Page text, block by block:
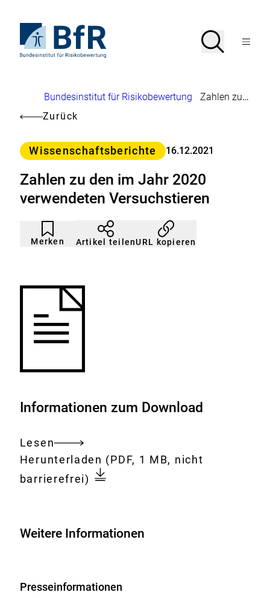
Seiteninhalt
springenStartseite
von
Suche
SucheMenü
Brotkrumennavigation
Bundesinstitut für Risikobewertung
Zahlen zu den im Jahr 2020 verwendeten Versuchstieren
Zurück
Kategorie
Wissenschaftsberichte 16.12.2021
Zahlen zu den im Jahr 2020
verwendeten Versuchstieren
Merken
Artikel
nicht
gemerkt
Durch
Klicken
der
Artikel teilenURL kopieren
Informationen zum Download
Lesen
Gesamtes
Dokument
Download:
Herunterladen Zahlen
zu
Jahr
(PDF, 1 MB, nicht
barrierefrei)
Weitere Informationen
Presseinformationen